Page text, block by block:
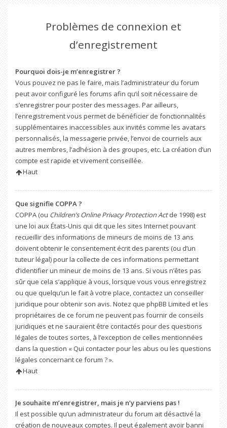
Problèmes de connexion et
d’enregistrement
Pourquoi dois-je m’enregistrer ?
Vous pouvez ne pas le faire, mais l’administrateur du forum
peut avoir configuré les forums afin qu’il soit nécessaire de
s’enregistrer pour poster des messages. Par ailleurs,
l’enregistrement vous permet de bénéficier de fonctionnalités
supplémentaires inaccessibles aux invités comme les avatars
personnalisés, la messagerie privée, l’envoi de courriels aux
autres membres, l’adhésion à des groupes, etc. La création d’un
compte est rapide et vivement conseillée.
Haut
Que signifie COPPA ?
COPPA (ou Children’s Online Privacy Protection Actde 1998) est
une loi aux États-Unis qui dit que les sites Internet pouvant
recueillir des informations de mineurs de moins de 13 ans
doivent obtenir le consentement écrit des parents (ou d’un
tuteur légal) pour la collecte de ces informations permettant
d’identifier un mineur de moins de 13 ans. Si vous n’êtes pas
sûr que cela s’applique à vous, lorsque vous vous enregistrez
ou que quelqu’un le fait à votre place, contactez un conseiller
juridique pour obtenir son avis. Notez que phpBB Limited et les
propriétaires de ce forum ne peuvent pas fournir de conseils
juridiques et ne sauraient être contactés pour des questions
légales de toutes sortes, à l’exception de celles mentionnées
dans la question « Qui contacter pour les abus ou les questions
légales concernant ce forum ? ».
Haut
Je souhaite m’enregistrer, mais je n’y parviens pas !
Il est possible qu’un administrateur du forum ait désactivé la
création de nouveaux comptes. Il peut également avoir banni